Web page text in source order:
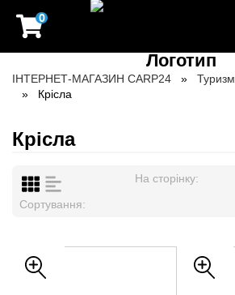
0
ІНТЕРНЕТ-МАГАЗИН CARP24 Туризм
Крісла
Крісла
На сторінку:
Сортування: